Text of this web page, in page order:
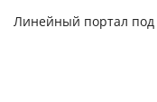
Линейный портал под